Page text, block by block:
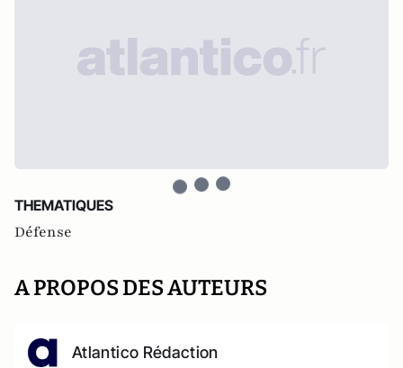
THEMATIQUES
Défense
A PROPOS DES AUTEURS
Atlantico Rédaction